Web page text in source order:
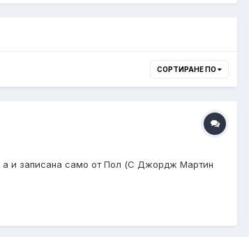
СОРТИРАНЕ ПО
a и записана само от Пол (С Джордж Мартин